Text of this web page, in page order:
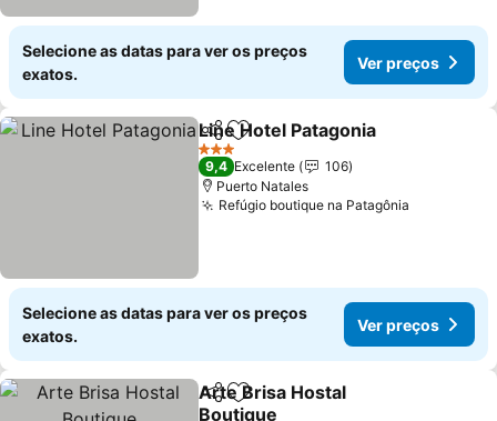
Selecione as datas para ver os preços
exatos.
Ver preços
PartilharAdicionar aos favoritos
Line Hotel Patagonia
3 Estrelas
9,4 Excelente
106
Puerto Natales
Refúgio boutique na Patagônia
Selecione as datas para ver os preços
exatos.
Ver preços
PartilharAdicionar aos favoritos
Arte Brisa Hostal
Boutique